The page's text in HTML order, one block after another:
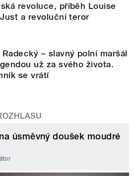
revoluce, příběh Louise
a revoluční teror
– slavný polní maršál
už za svého života.
se vrátí
úsměvný doušek moudré